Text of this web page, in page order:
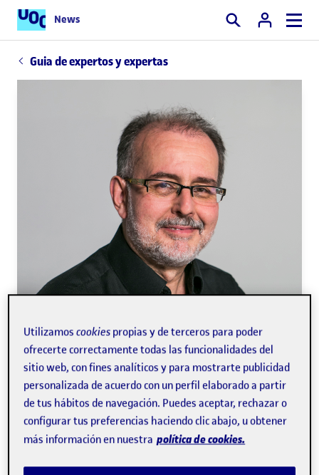
News Buscar
Guia de expertos y expertas
Albert Sangrà Morer
Catedrático de losEstudios de Psicología y Ciencias de la
Utilizamoscookies propias y de terceros para poder
ofrecerte correctamente todas las funcionalidades del
sitio web, con fines analíticos y para mostrarte publicidad
personalizada de acuerdo con un perfil elaborado a partir
de tus hábitos de navegación. Puedes aceptar, rechazar o
configurar tus preferencias haciendo clic abajo, u obtener
más información en nuestra política de cookies.